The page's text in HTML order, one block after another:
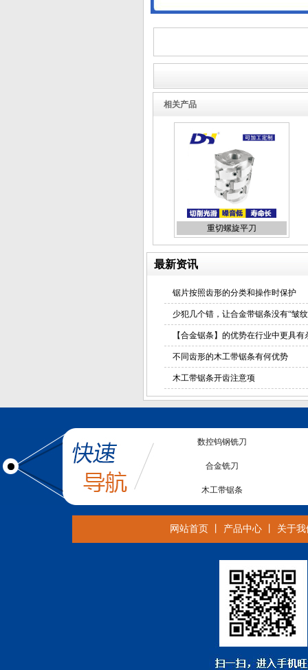
相关产品
重切螺旋平刀
最新资讯
锯片按照齿形的分类和操作时保护
少犯几个错，让合金带锯条没有“皱
【合金锯条】的优势在行业中更具有
不同齿形的木工带锯条有何优势
木工带锯条开齿注意项
数控钨钢铣刀
合金铣刀
木工带锯条
CNC铣刀
亚克力锯片
电子锯锯片
金刚石螺旋铣刀
网站首页 产品中心 关于我